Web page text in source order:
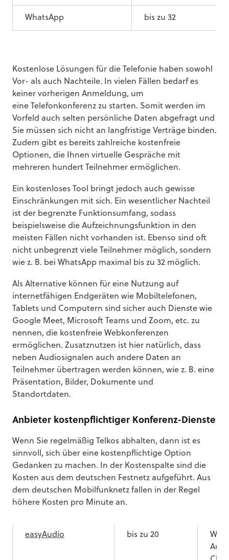
WhatsApp bis zu 32
Kostenlose Lösungen für die Telefonie haben sowohl
Vor- als auch Nachteile. In vielen Fällen bedarf es
keiner vorherigen Anmeldung, um
eine Telefonkonferenz zu starten. Somit werden im
Vorfeld auch selten persönliche Daten abgefragt und
Sie müssen sich nicht an langfristige Verträge binden.
Zudem gibt es bereits zahlreiche kostenfreie
Optionen, die Ihnen virtuelle Gespräche mit
mehreren hundert Teilnehmer ermöglichen.
Ein kostenloses Tool bringt jedoch auch gewisse
Einschränkungen mit sich. Ein wesentlicher Nachteil
ist der begrenzte Funktionsumfang, sodass
beispielsweise die Aufzeichnungsfunktion in den
meisten Fällen nicht vorhanden ist. Ebenso sind oft
nicht unbegrenzt viele Teilnehmer möglich, sondern
wie z. B. bei WhatsApp maximal bis zu 32 möglich.
Als Alternative können für eine Nutzung auf
internetfähigen Endgeräten wie Mobiltelefonen,
Tablets und Computern sind sicher auch Dienste wie
Google Meet, Microsoft Teams und Zoom, etc. zu
nennen, die kostenfreie Webkonferenzen
ermöglichen. Zusatznutzen ist hier natürlich, dass
neben Audiosignalen auch andere Daten an
Teilnehmer übertragen werden können, wie z. B. eine
Präsentation, Bilder, Dokumente und
Standortdaten.
Anbieter kostenpflichtiger Konferenz-Dienste
Wenn Sie regelmäßig Telkos abhalten, dann ist es
sinnvoll, sich über eine kostenpflichtige Option
Gedanken zu machen. In der Kostenspalte sind die
Kosten aus dem deutschen Festnetz aufgeführt. Aus
dem deutschen Mobilfunknetz fallen in der Regel
höhere Kosten pro Minute an.
Anbieter Teilnehmerzahl
central-meeting unbegrenzt
easyAudio bis zu 20